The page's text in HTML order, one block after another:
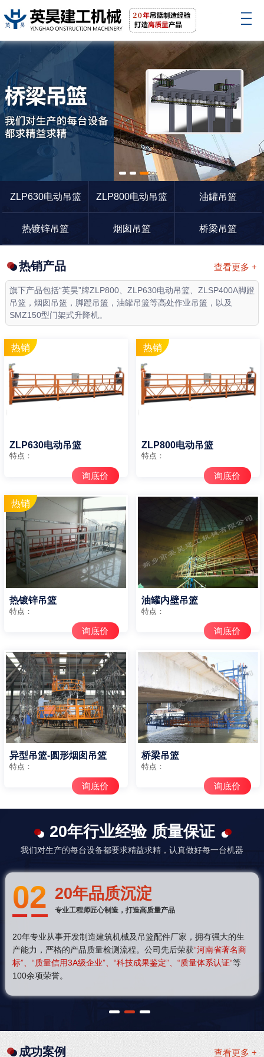
1 2 3
ZLP630电动吊篮
ZLP800电动吊篮 油罐吊篮
热镀锌吊篮 烟囱吊篮 桥梁吊篮
查看更多 +
热销产品
旗下产品包括“英昊”牌ZLP800、ZLP630电动吊篮、ZLSP400A脚蹬
吊篮，烟囱吊篮，脚蹬吊篮，油罐吊篮等高处作业吊篮，以及
SMZ150型门架式升降机。
ZLP630电动吊篮
特点：
询底价
ZLP800电动吊篮
特点：
询底价
热镀锌吊篮
特点：
询底价
油罐内壁吊篮
特点：
询底价
异型吊篮-圆形烟囱吊篮
特点：
询底价
桥梁吊篮
特点：
询底价
20年行业经验 质量保证
我们对生产的每台设备都要求精益求精，认真做好每一台机器
02 20年品质沉淀
专业工程师匠心制造，打造高质量产品
20年专业从事开发制造建筑机械及吊篮配件厂家，拥有强大的生
产能力，严格的产品质量检测流程。公司先后荣获“河南省著名商
标”、“质量信用3A级企业”、“科技成果鉴定”、“质量体系认证“等
100余项荣誉。
1 2 3
查看更多 +
成功案例